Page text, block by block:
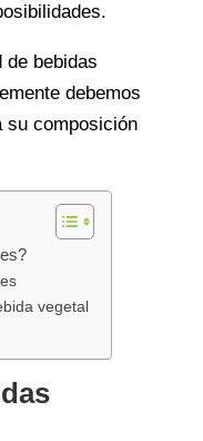
de bebidas
debemos
su composición
vegetal